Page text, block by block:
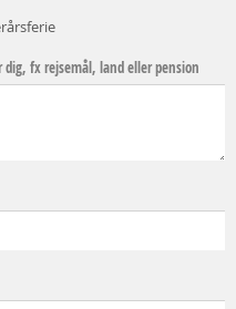
fx rejsemål, land eller pension